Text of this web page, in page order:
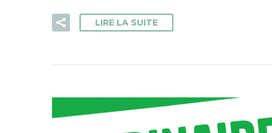
LIRE LA SUITE